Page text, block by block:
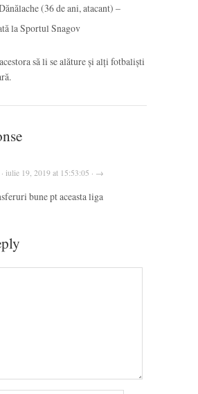
(36 de ani, atacant) –
la Sportul Snagov
să li se alăture și alți fotbaliști
iulie 19, 2019 at 15:53:05 · →
bune pt aceasta liga